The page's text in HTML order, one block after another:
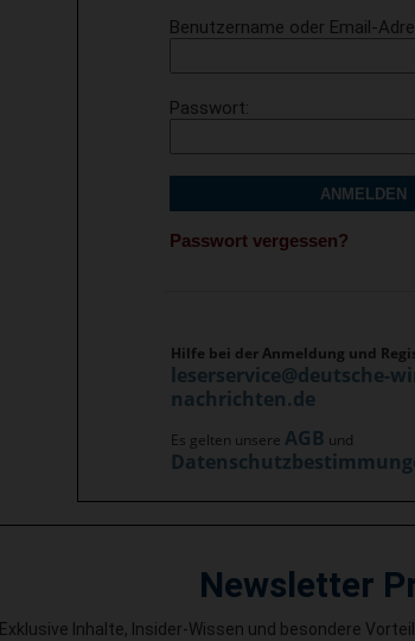
Benutzername oder Email-
Passwort
ANMELDEN
Passwort vergessen?
Hilfe bei der Anmeldung und
leserservice@deutsche-
nachrichten.de
Es gelten unsere AGB und
Newsletter
Exklusive Inhalte, Insider-Wissen und besondere